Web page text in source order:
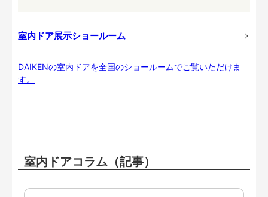
室内ドア展示ショールーム
DAIKENの室内ドアを全国のショールームでご覧いただけま
す。
室内ドアコラム（記事）